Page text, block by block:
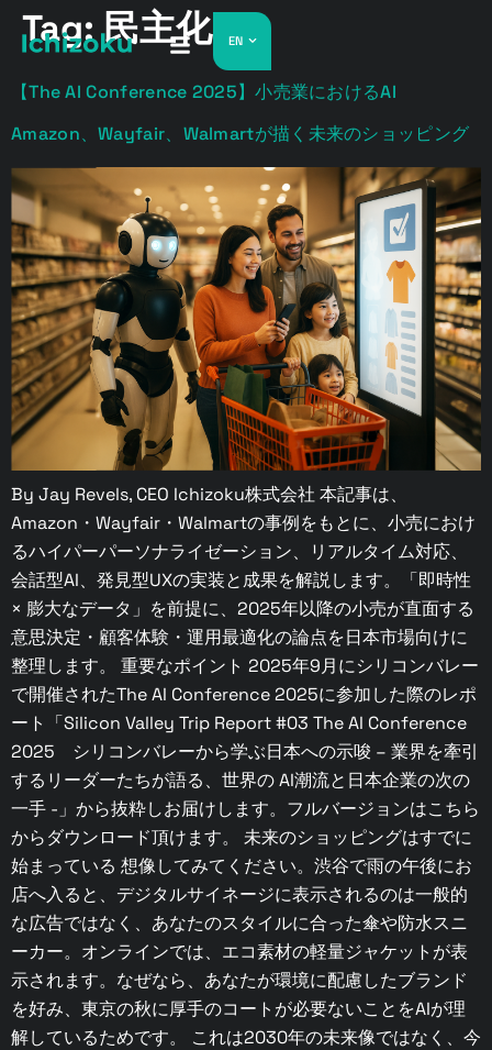
EN
Tag:民主化
【The AI Conference 2025】小売業におけるAI
Amazon、Wayfair、Walmartが描く未来のショッピング
By Jay Revels, CEO Ichizoku株式会社 本記事は、
Amazon・Wayfair・Walmartの事例をもとに、小売におけ
るハイパーパーソナライゼーション、リアルタイム対応、
会話型AI、発見型UXの実装と成果を解説します。「即時性
× 膨大なデータ」を前提に、2025年以降の小売が直面する
意思決定・顧客体験・運用最適化の論点を日本市場向けに
整理します。 重要なポイント 2025年9月にシリコンバレー
で開催されたThe AI Conference 2025に参加した際のレポ
ート「Silicon Valley Trip Report #03 The AI Conference
2025 シリコンバレーから学ぶ日本への示唆 – 業界を牽引
するリーダーたちが語る、世界の AI潮流と日本企業の次の
一手 -」から抜粋しお届けします。フルバージョンはこちら
からダウンロード頂けます。 未来のショッピングはすでに
始まっている 想像してみてください。渋谷で雨の午後にお
店へ入ると、デジタルサイネージに表示されるのは一般的
な広告ではなく、あなたのスタイルに合った傘や防水スニ
ーカー。オンラインでは、エコ素材の軽量ジャケットが表
示されます。なぜなら、あなたが環境に配慮したブランド
を好み、東京の秋に厚手のコートが必要ないことをAIが理
解しているためです。 これは2030年の未来像ではなく、今